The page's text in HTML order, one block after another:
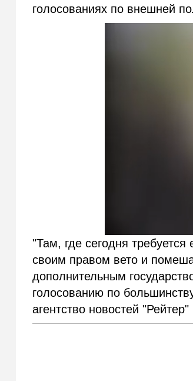
голосованиях по внешней
"Там, где сегодня требуется
своим правом вето и
дополнительным
голосованию по
агентство новостей